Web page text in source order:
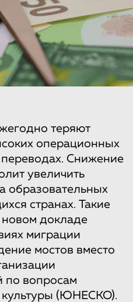
теряют
операционных
Снижение
увеличить
образовательных
странах. Такие
докладе
миграции
мостов вместо
вопросам
культуры (ЮНЕСКО).